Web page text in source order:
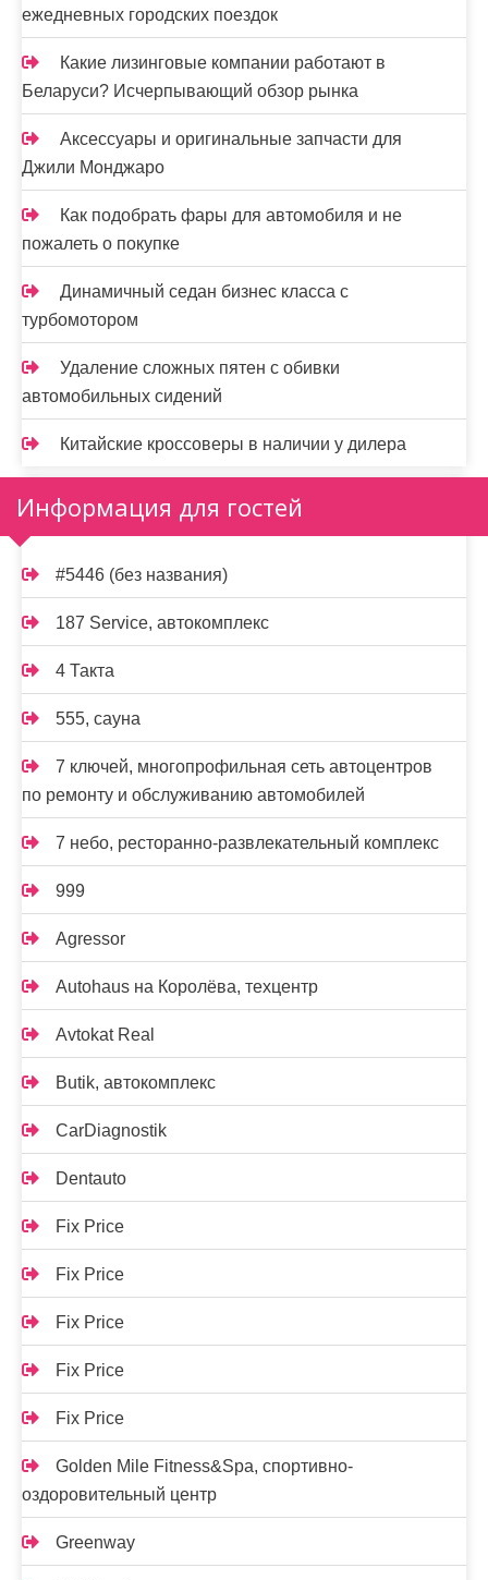
ежедневных городских поездок
Какие лизинговые компании работают в
Беларуси? Исчерпывающий обзор рынка
Аксессуары и оригинальные запчасти для
Джили Монджаро
Как подобрать фары для автомобиля и не
пожалеть о покупке
Динамичный седан бизнес класса с
турбомотором
Удаление сложных пятен с обивки
автомобильных сидений
Китайские кроссоверы в наличии у дилера
Информация для гостей
#5446 (без названия)
187 Service, автокомплекс
4 Такта
555, сауна
7 ключей, многопрофильная сеть автоцентров
по ремонту и обслуживанию автомобилей
7 небо, ресторанно-развлекательный комплекс
999
Agressor
Autohaus на Королёва, техцентр
Avtokat Real
Butik, автокомплекс
CarDiagnostik
Dentauto
Fix Price
Fix Price
Fix Price
Fix Price
Fix Price
Golden Mile Fitness&Spa, спортивно-
оздоровительный центр
Greenway